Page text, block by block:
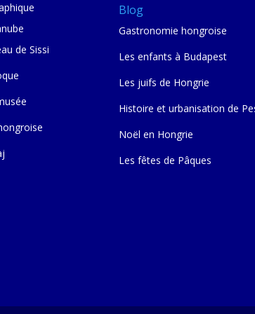
de Sissi
Blog
Gastronomie hongroise
Les enfants à Budapest
Les juifs de Hongrie
Histoire et urbanisation de
Noël en Hongrie
Les fêtes de Pâques